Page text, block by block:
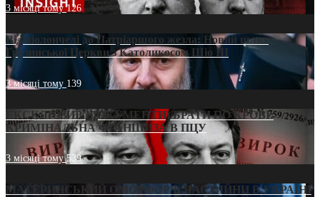
3 місяці тому126
Від віолончелі до Патріаршого жезла: Новий шлях
Грузинської Церкви з Католикосом Шіо III
3 місяці тому 139
ЕКСКЛЮЗИВ (ДОКУМЕНТИ)/БРАТИ ПО КРОВІ:
КРИМІНАЛЬНА ФРАНШИЗА В ПЦУ
3 місяці тому539
МАТЕРИНСЬКИЙ ОМОРФОР В ЧАС ВІЙНИ В УКРАЇНІ